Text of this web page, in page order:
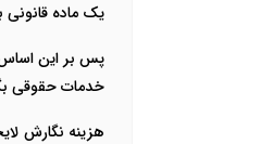
یک ماده
پس بر این اساس
خدمات حقوقی